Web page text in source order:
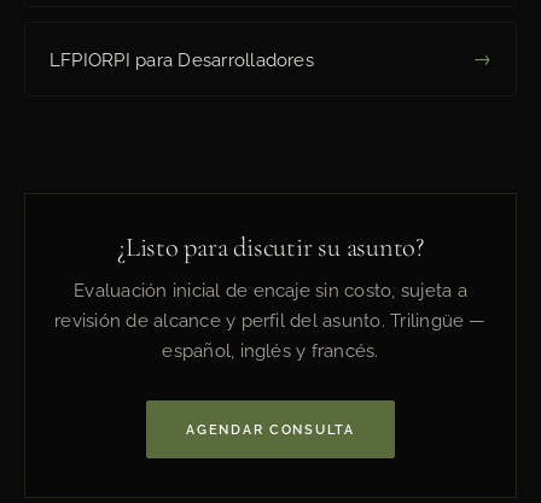
LFPIORPI para Desarrolladores →
¿Listo para discutir su asunto?
Evaluación inicial de encaje sin costo, sujeta a
revisión de alcance y perfil del asunto. Trilingüe —
español, inglés y francés.
AGENDAR CONSULTA